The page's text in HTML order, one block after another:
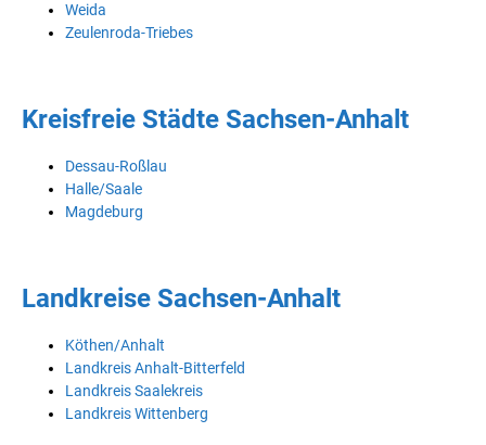
Weida
Zeulenroda-Triebes
Kreisfreie Städte Sachsen-Anhalt
Dessau-Roßlau
Halle/Saale
Magdeburg
Landkreise Sachsen-Anhalt
Köthen/Anhalt
Landkreis Anhalt-Bitterfeld
Landkreis Saalekreis
Landkreis Wittenberg